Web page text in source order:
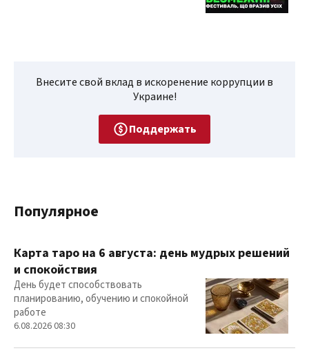
Внесите свой вклад в искоренение коррупции в
Украине!
Поддержать
Популярное
Карта таро на 6 августа: день мудрых решений
и спокойствия
День будет способствовать
планированию, обучению и спокойной
работе
6.08.2026 08:30